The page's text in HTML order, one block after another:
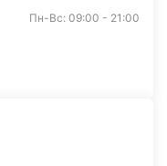
Пн-Вс: 09:00 - 21:00